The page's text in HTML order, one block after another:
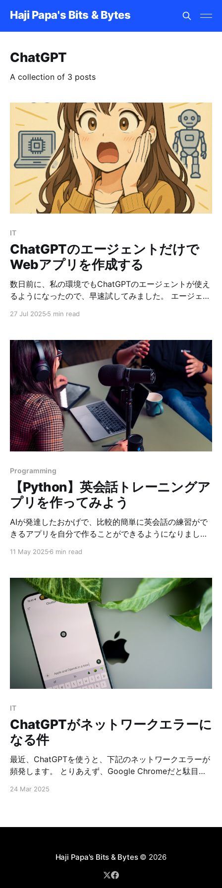
Haji Papa's Bits & Bytes
ChatGPT
A collection of 3 posts
IT
ChatGPTのエージェントだけで
Webアプリを作成する
数日前に、私の環境でもChatGPTのエージェントが使え
るようになったので、早速試してみました。 エージェン
ンプト プロンプトには、下記を入力して実行してみま
す。 Ubuntu24.04上で下記の要件のアプリケーションを
作成したい。 - Git Hub上にあるDockerイメージを利用
- ITセキュリティに関連する書籍の情報を入力・更新・
削除できるWebアプリケーションを作成 - プログラミン
グ言語はPythonを使用 - Pythonとデータベースとのや
り取りはORMを使用 - フレームワークを使用してもよ
い。 応答 約4分後に下記が出力されました。 承知しま
した。Ubuntu 24.04環境で、GitHub上のDockerイメー
ジを利用し、ITセキュリティ関連書籍をCRUD操作でき
使用してデータベースとのやり取り
27 Jul 2025 5 min read
Programming
【Python】英会話トレーニングア
プリを作ってみよう
AIが発達したおかげで、比較的簡単に英会話の練習がで
きるアプリを自分で作ることができるようになりまし
話に翻訳して英語で話し、 (2) 英語で話すと、アメリカ
訂正してくれて、さらに、話の続きを英会話として返答
してくれる アプリを作ってみました。 1. システム構成 1.
音声入力（ASR） * Enterキーを押した後に、マイクか
ら音声をキャプチャ。 Enterキーを再度押すまで音声を
記録。 * OpenAI Whisper（API / ローカルモデル）で文
字起こし 2. 言語判定 & 処理 * 文字起こし結果の言語を
判定（Whisper が返す language を使用） * 日本語 →
ChatGPT API に「自然なアメリカ英会話に翻訳して」も
流れに合う英会話として返答して」もらう 3.
11 May 2025 6 min read
IT
ChatGPTがネットワークエラーに
なる件
最近、ChatGPTを使うと、下記のネットワークエラーが
頻発します。 とりあえず、Google Chromeだと駄目
24 Mar 2025
Haji Papa's Bits & Bytes© 2026